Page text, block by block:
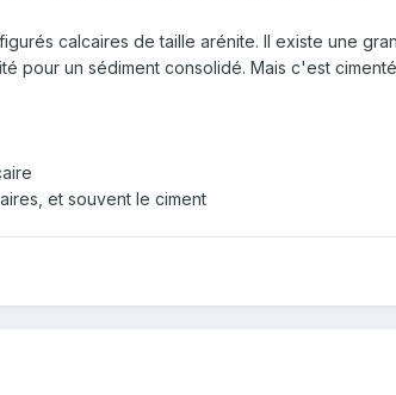
calcaires de taille arénite. Il existe une
pour un sédiment consolidé. Mais c'est
et souvent le ciment